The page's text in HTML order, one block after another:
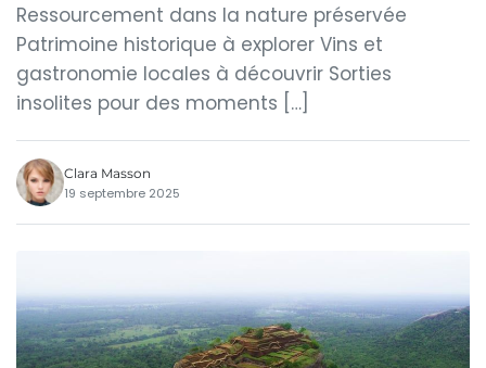
Ressourcement dans la nature préservée
Patrimoine historique à explorer Vins et
gastronomie locales à découvrir Sorties
insolites pour des moments […]
Clara Masson
19 septembre 2025